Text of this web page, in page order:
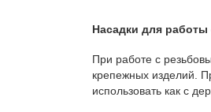
Насадки для
При работе с
крепежных изделий.
использовать как с